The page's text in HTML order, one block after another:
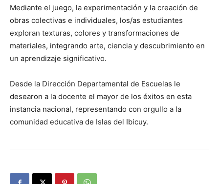
Mediante el juego, la experimentación y la creación de
obras colectivas e individuales, los/as estudiantes
exploran texturas, colores y transformaciones de
materiales, integrando arte, ciencia y descubrimiento en
un aprendizaje significativo.
Desde la Dirección Departamental de Escuelas le
desearon a la docente el mayor de los éxitos en esta
instancia nacional, representando con orgullo a la
comunidad educativa de Islas del Ibicuy.